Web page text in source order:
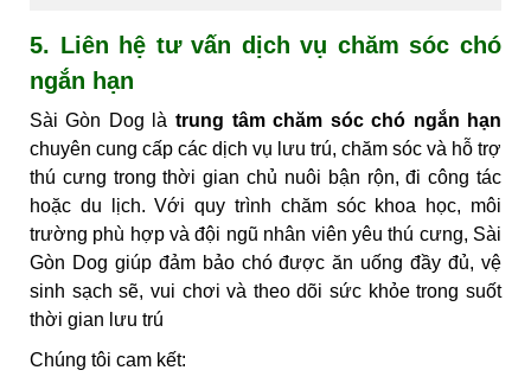
5. Liên hệ tư vấn dịch vụ chăm sóc chó
ngắn hạn
Sài Gòn Dog là trung tâm chăm sóc chó ngắn hạn
chuyên cung cấp các dịch vụ lưu trú, chăm sóc và hỗ trợ
thú cưng trong thời gian chủ nuôi bận rộn, đi công tác
hoặc du lịch. Với quy trình chăm sóc khoa học, môi
trường phù hợp và đội ngũ nhân viên yêu thú cưng, Sài
Gòn Dog giúp đảm bảo chó được ăn uống đầy đủ, vệ
sinh sạch sẽ, vui chơi và theo dõi sức khỏe trong suốt
thời gian lưu trú
Chúng tôi cam kết: